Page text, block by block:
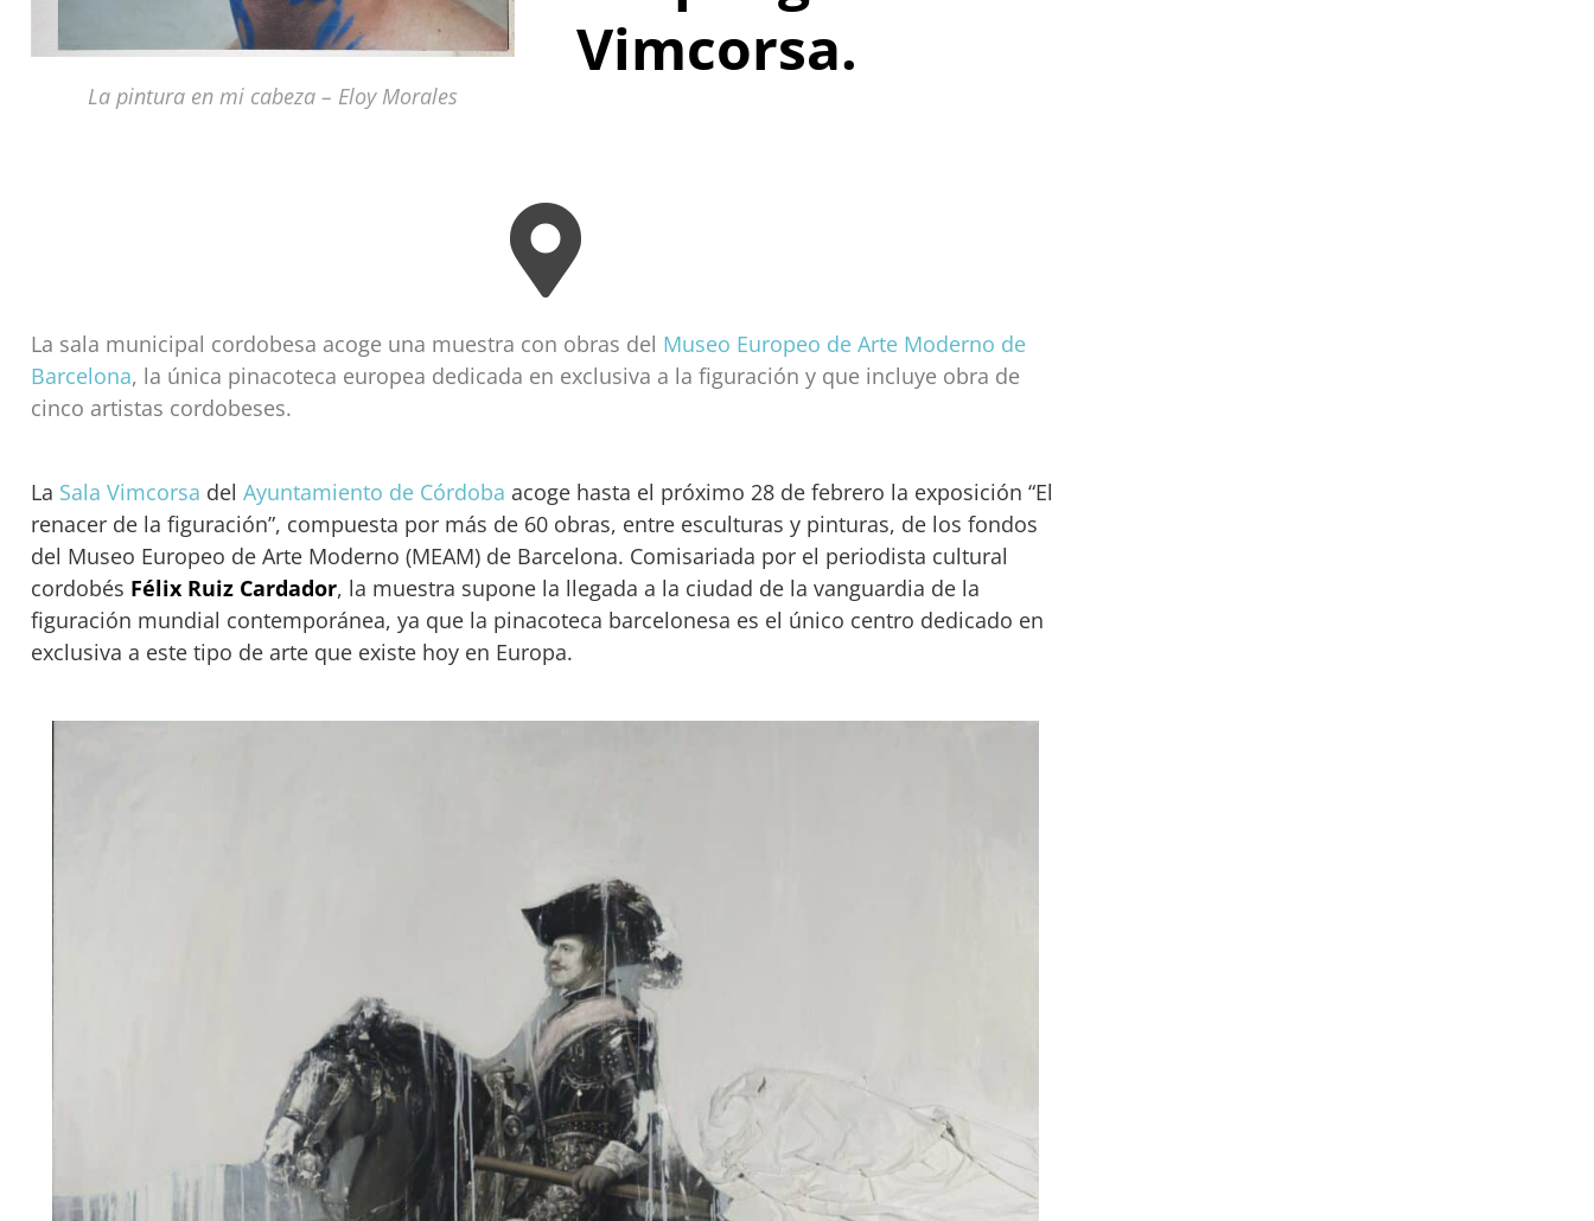
La pintura en mi cabeza – Eloy Morales
Vimcorsa.
La sala municipal cordobesa acoge una muestra con obras del Museo Europeo de Arte Moderno de
Barcelona, la única pinacoteca europea dedicada en exclusiva a la figuración y que incluye obra de
cinco artistas cordobeses.
La Sala Vimcorsa del Ayuntamiento de Córdoba acoge hasta el próximo 28 de febrero la exposición “El
renacer de la figuración”, compuesta por más de 60 obras, entre esculturas y pinturas, de los fondos
del Museo Europeo de Arte Moderno (MEAM) de Barcelona. Comisariada por el periodista cultural
cordobés Félix Ruiz Cardador, la muestra supone la llegada a la ciudad de la vanguardia de la
figuración mundial contemporánea, ya que la pinacoteca barcelonesa es el único centro dedicado en
exclusiva a este tipo de arte que existe hoy en Europa.